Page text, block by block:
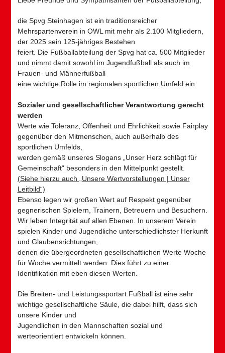
die Spvg Steinhagen ist ein traditionsreicher
Mehrspartenverein in OWL mit mehr als 2.100 Mitgliedern,
der 2025 sein 125-jähriges Bestehen
feiert. Die Fußballabteilung der Spvg hat ca. 500 Mitglieder
und nimmt damit sowohl im Jugendfußball als auch im
Frauen- und Männerfußball
eine wichtige Rolle im regionalen sportlichen Umfeld ein.
Sozialer und gesellschaftlicher Verantwortung gerecht
werden
Werte wie Toleranz, Offenheit und Ehrlichkeit sowie Fairplay
gegenüber den Mitmenschen, auch außerhalb des
sportlichen Umfelds,
werden gemäß unseres Slogans „Unser Herz schlägt für
Gemeinschaft“ besonders in den Mittelpunkt gestellt.
(Siehe hierzu auch „Unsere Wertvorstellungen | Unser
Leitbild“)
Ebenso legen wir großen Wert auf Respekt gegenüber
gegnerischen Spielern, Trainern, Betreuern und Besuchern.
Wir leben Integrität auf allen Ebenen. In unserem Verein
spielen Kinder und Jugendliche unterschiedlichster Herkunft
und Glaubensrichtungen,
denen die übergeordneten gesellschaftlichen Werte Woche
für Woche vermittelt werden. Dies führt zu einer
Identifikation mit eben diesen Werten.
Die Breiten- und Leistungssportart Fußball ist eine sehr
wichtige gesellschaftliche Säule, die dabei hilft, dass sich
unsere Kinder und
Jugendlichen in den Mannschaften sozial und
werteorientiert entwickeln können.